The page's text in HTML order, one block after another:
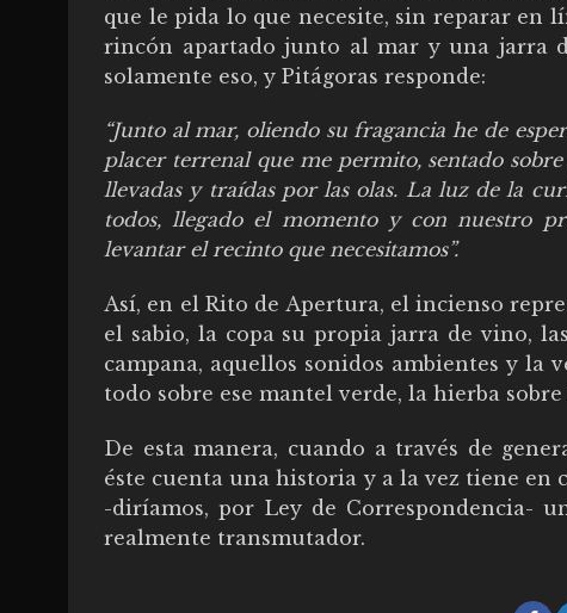
que le pida lo que necesite, sin reparar en
rincón apartado junto al mar y una jarra
solamente eso, y Pitágoras responde:
“Junto al mar, oliendo su fragancia he de
placer terrenal que me permito, sentado
llevadas y traídas por las olas. La luz de la
todos, llegado el momento y con nuestro
levantar el recinto que necesitamos”.
Así, en el Rito de Apertura, el incienso
el sabio, la copa su propia jarra de vino,
campana, aquellos sonidos ambientes y la
todo sobre ese mantel verde, la hierba
De esta manera, cuando a través de
éste cuenta una historia y a la vez tiene en
-diríamos, por Ley de Correspondencia-
realmente transmutador.